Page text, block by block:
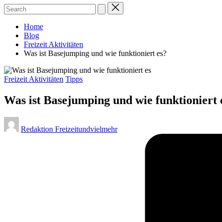
Home
Blog
Freizeit Aktivitäten
Was ist Basejumping und wie funktioniert es?
Posted
Freizeit Aktivitäten Tipps
Was ist Basejumping und wie funktioniert
Posted
by
Redaktion Freizeitundvielmehr